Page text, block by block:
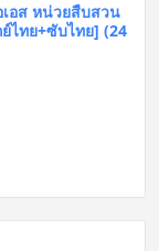
เอส หน่วยสืบสวน
ไทย+ซับไทย] (24